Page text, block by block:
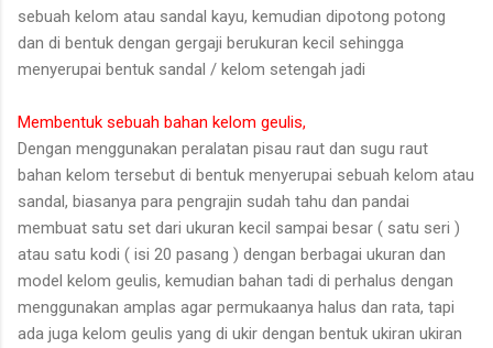
sebuah kelom atau sandal kayu, kemudian dipotong potong
dan di bentuk dengan gergaji berukuran kecil sehingga
menyerupai bentuk sandal / kelom setengah jadi
Membentuk sebuah bahan kelom geulis,
Dengan menggunakan peralatan pisau raut dan sugu raut
bahan kelom tersebut di bentuk menyerupai sebuah kelom atau
sandal, biasanya para pengrajin sudah tahu dan pandai
membuat satu set dari ukuran kecil sampai besar ( satu seri )
atau satu kodi ( isi 20 pasang ) dengan berbagai ukuran dan
model kelom geulis, kemudian bahan tadi di perhalus dengan
menggunakan amplas agar permukaanya halus dan rata, tapi
ada juga kelom geulis yang di ukir dengan bentuk ukiran ukiran